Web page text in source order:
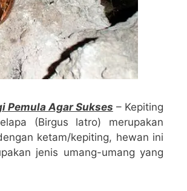
Pemula Agar Sukses – Kepiting
(Birgus latro) merupakan
ketam/kepiting, hewan ini
jenis umang-umang yang